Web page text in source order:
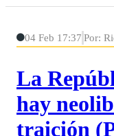
04 Feb 17:37 Por:
La
hay
traición